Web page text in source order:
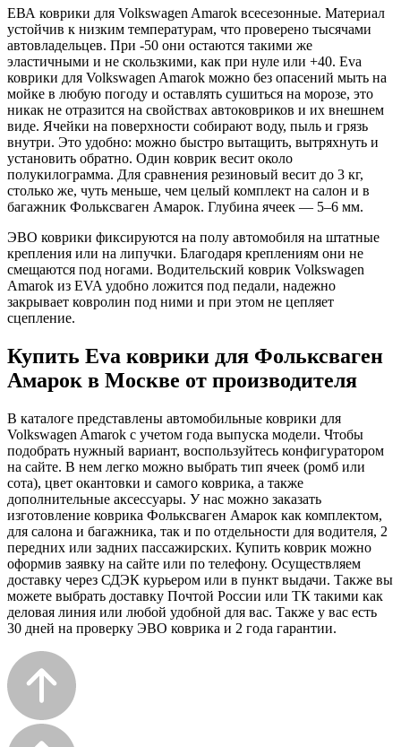
ЕВА коврики для Volkswagen Amarok всесезонные. Материал
устойчив к низким температурам, что проверено тысячами
автовладельцев. При -50 они остаются такими же
эластичными и не скользкими, как при нуле или +40. Eva
коврики для Volkswagen Amarok можно без опасений мыть на
мойке в любую погоду и оставлять сушиться на морозе, это
никак не отразится на свойствах автоковриков и их внешнем
виде. Ячейки на поверхности собирают воду, пыль и грязь
внутри. Это удобно: можно быстро вытащить, вытряхнуть и
установить обратно. Один коврик весит около
полукилограмма. Для сравнения резиновый весит до 3 кг,
столько же, чуть меньше, чем целый комплект на салон и в
багажник Фольксваген Амарок. Глубина ячеек — 5–6 мм.
ЭВО коврики фиксируются на полу автомобиля на штатные
крепления или на липучки. Благодаря креплениям они не
смещаются под ногами. Водительский коврик Volkswagen
Amarok из EVA удобно ложится под педали, надежно
закрывает ковролин под ними и при этом не цепляет
сцепление.
Купить Eva коврики для Фольксваген
Амарок в Москве от производителя
В каталоге представлены автомобильные коврики для
Volkswagen Amarok с учетом года выпуска модели. Чтобы
подобрать нужный вариант, воспользуйтесь конфигуратором
на сайте. В нем легко можно выбрать тип ячеек (ромб или
сота), цвет окантовки и самого коврика, а также
дополнительные аксессуары. У нас можно заказать
изготовление коврика Фольксваген Амарок как комплектом,
для салона и багажника, так и по отдельности для водителя, 2
передних или задних пассажирских. Купить коврик можно
оформив заявку на сайте или по телефону. Осуществляем
доставку через СДЭК курьером или в пункт выдачи. Также вы
можете выбрать доставку Почтой России или ТК такими как
деловая линия или любой удобной для вас. Также у вас есть
30 дней на проверку ЭВО коврика и 2 года гарантии.